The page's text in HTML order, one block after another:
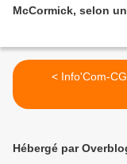
McCormick, selon
< Info'Com-
Hébergé par